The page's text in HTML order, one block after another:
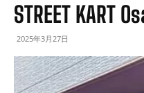
STREET KART
2025年3月27日